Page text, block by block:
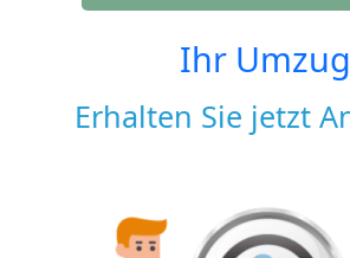
Ihr Umzug
Erhalten Sie jetzt